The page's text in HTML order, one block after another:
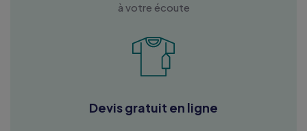
à votre écoute
Devis gratuit en ligne